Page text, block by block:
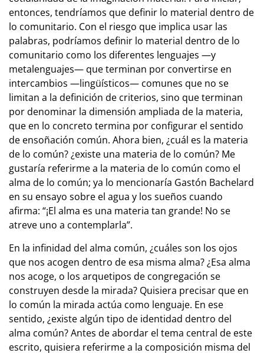
entonces, tendríamos que definir lo material dentro de
lo comunitario. Con el riesgo que implica usar las
palabras, podríamos definir lo material dentro de lo
comunitario como los diferentes lenguajes —y
metalenguajes— que terminan por convertirse en
intercambios —lingüísticos— comunes que no se
limitan a la definición de criterios, sino que terminan
por denominar la dimensión ampliada de la materia,
que en lo concreto termina por configurar el sentido
de ensoñación común. Ahora bien, ¿cuál es la materia
de lo común? ¿existe una materia de lo común? Me
gustaría referirme a la materia de lo común como el
alma de lo común; ya lo mencionaría Gastón Bachelard
en su ensayo sobre el agua y los sueños cuando
afirma: “¡El alma es una materia tan grande! No se
atreve uno a contemplarla”.
En la infinidad del alma común, ¿cuáles son los ojos
que nos acogen dentro de esa misma alma? ¿Esa alma
nos acoge, o los arquetipos de congregación se
construyen desde la mirada? Quisiera precisar que en
lo común la mirada actúa como lenguaje. En ese
sentido, ¿existe algún tipo de identidad dentro del
alma común? Antes de abordar el tema central de este
escrito, quisiera referirme a la composición misma del